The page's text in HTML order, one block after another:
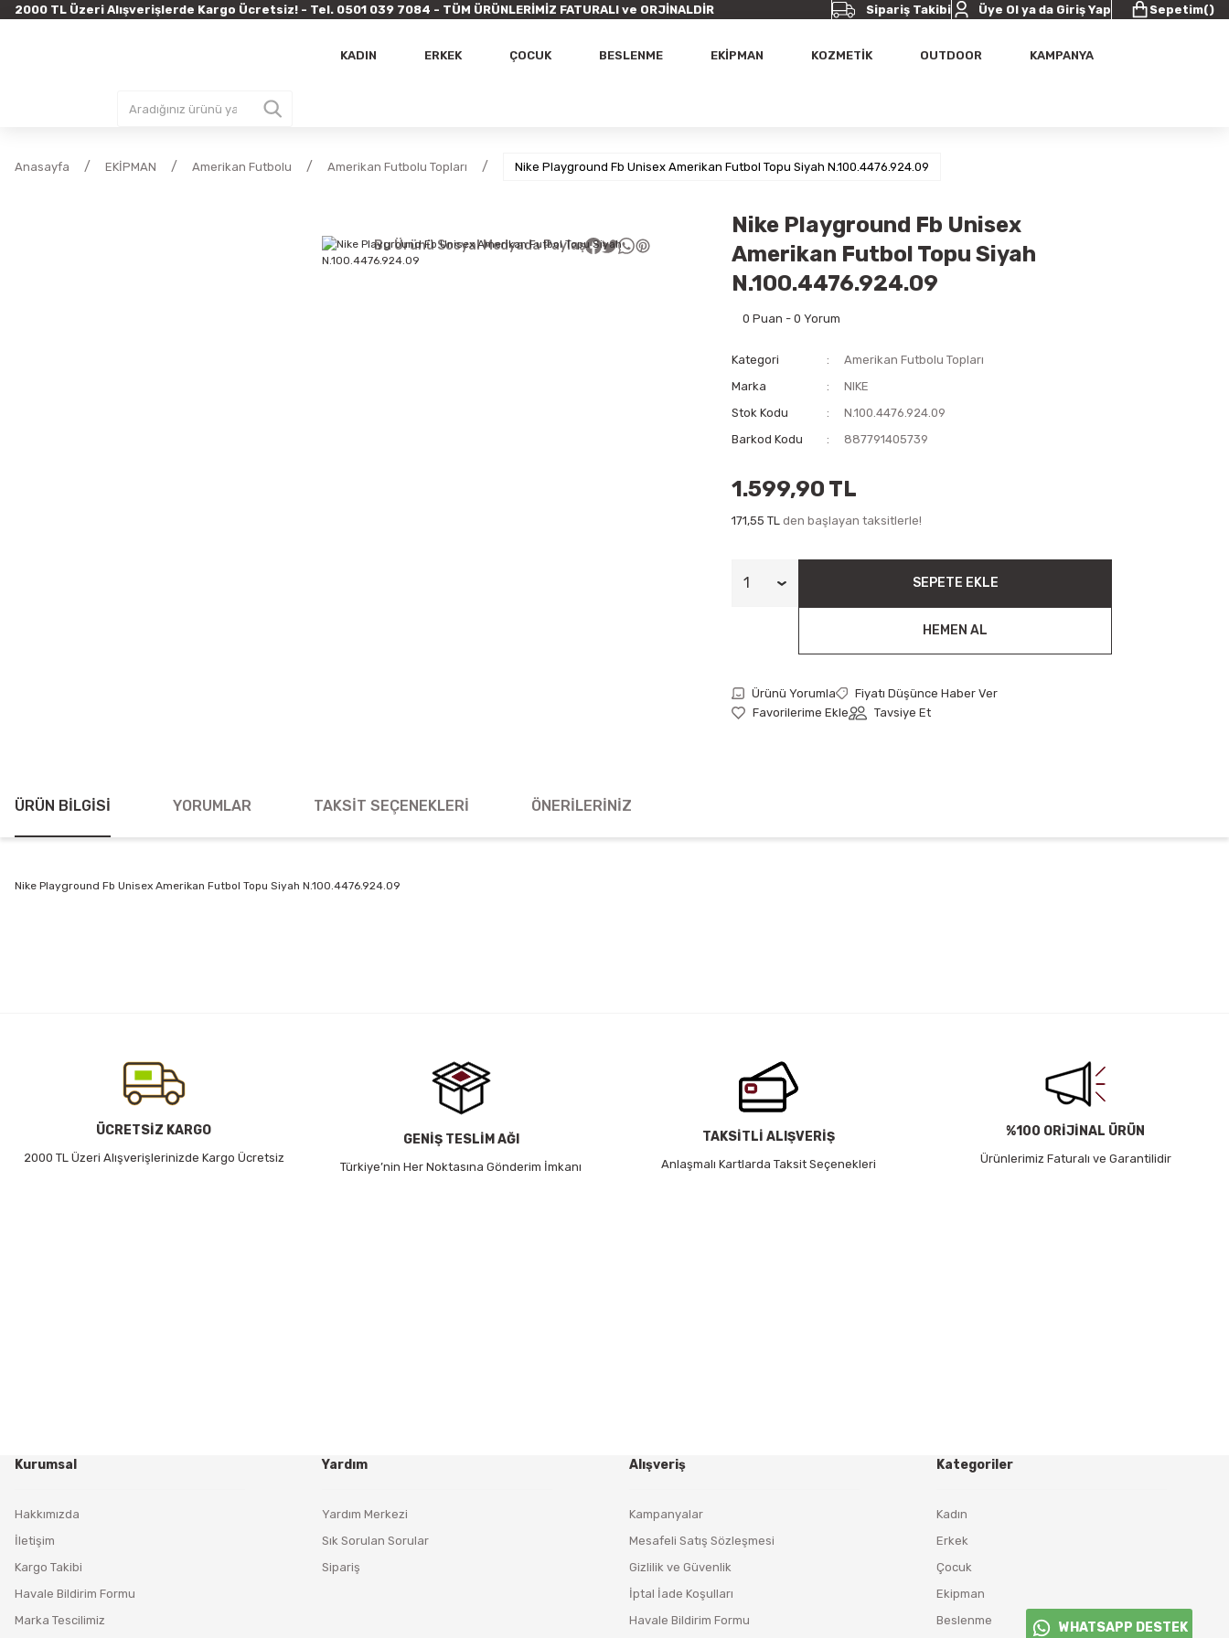
2000 TL Üzeri Alışverişlerde Kargo Ücretsiz! - Tel. 0501 039 7084 - TÜM ÜRÜNLERİMİZ FATURALI ve ORJİNALDİR Sipariş Takibi Üye Ol ya da Giriş Yap Sepetim()
KADIN ERKEK ÇOCUK BESLENME EKİPMAN KOZMETİK OUTDOOR KAMPANYA
Anasayfa EKİPMAN Amerikan Futbolu Amerikan Futbolu Topları Nike Playground Fb Unisex Amerikan Futbol Topu Siyah N.100.4476.924.09
Bu Ürünü Sosyal Medyada Paylaş
Nike Playground Fb Unisex
Amerikan Futbol Topu Siyah
N.100.4476.924.09
0 Puan - 0 Yorum
Kategori
Amerikan Futbolu Topları
Marka
NIKE
Stok Kodu
N.100.4476.924.09
Barkod Kodu
887791405739
1.599,90 TL
171,55 TL den başlayan taksitlerle!
SEPETE EKLE
HEMEN AL
Ürünü Yorumla
Fiyatı Düşünce Haber Ver
Tavsiye Et
ÜRÜN BILGISI YORUMLAR TAKSIT SEÇENEKLERI ÖNERILERINIZ
Nike Playground Fb Unisex Amerikan Futbol Topu Siyah N.100.4476.924.09
Ürün bilgilerinde hatalar bulunuyor.
Ürün fiyatı diğer sitelerden daha pahalı.
Bu ürüne benzer farklı alternatifler olmalı.
ÜCRETSİZ KARGO
2000 TL Üzeri Alışverişlerinizde Kargo Ücretsiz
GENİŞ TESLİM AĞI
Türkiye’nin Her Noktasına Gönderim İmkanı
TAKSİTLİ ALIŞVERİŞ
Anlaşmalı Kartlarda Taksit Seçenekleri
%100 ORİJİNAL ÜRÜN
Ürünlerimiz Faturalı ve Garantilidir
Kurumsal
Hakkımızda
İletişim
Kargo Takibi
Havale Bildirim Formu
Marka Tescilimiz
Yardım
Yardım Merkezi
Sık Sorulan Sorular
Sipariş
Alışveriş
Kampanyalar
Mesafeli Satış Sözleşmesi
Gizlilik ve Güvenlik
İptal İade Koşulları
Havale Bildirim Formu
Kategoriler
Kadın
Erkek
Çocuk
Ekipman
Beslenme
WHATSAPP DESTEK